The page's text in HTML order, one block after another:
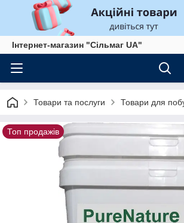
Інтернет-магазин "Сільмаг UA"
Товари та послуги Товари для
Топ продажів